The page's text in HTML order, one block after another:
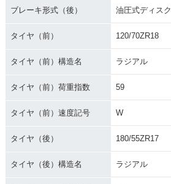
ブレーキ形式（後） 油圧式ディスク
タイヤ（前） 120/70ZR18
タイヤ（前）構造名 ラジアル
タイヤ（前）荷重指数 59
タイヤ（前）速度記号 W
タイヤ（後） 180/55ZR17
タイヤ（後）構造名 ラジアル